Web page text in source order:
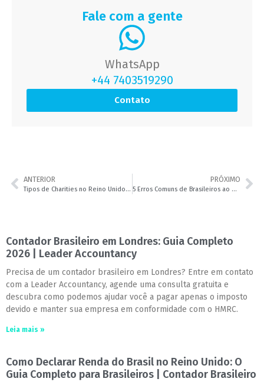
Fale com a gente
WhatsApp
+44 7403519290
Contato
ANTERIOR
Tipos de Charities no Reino Unido: Qual a Melhor Estrutura para uma Igreja Brasileira | Contador Brasileiro no Reino Unido | Leader Accountancy
PRÓXIMO
5 Erros Comuns de Brasileiros ao Declarar Impostos no Reino Unido | Contador Brasileiro no Reino Unido | Leader Accountancy
Contador Brasileiro em Londres: Guia Completo
2026 | Leader Accountancy
Precisa de um contador brasileiro em Londres? Entre em contato
com a Leader Accountancy, agende uma consulta gratuita e
descubra como podemos ajudar você a pagar apenas o imposto
devido e manter sua empresa em conformidade com o HMRC.
Leia mais »
Como Declarar Renda do Brasil no Reino Unido: O
Guia Completo para Brasileiros | Contador Brasileiro